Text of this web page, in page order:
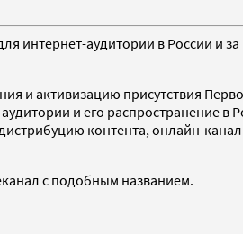
интернет-аудитории в России и
и активизацию присутствия
и его распространение в
контента, онлайн-
с подобным названием.